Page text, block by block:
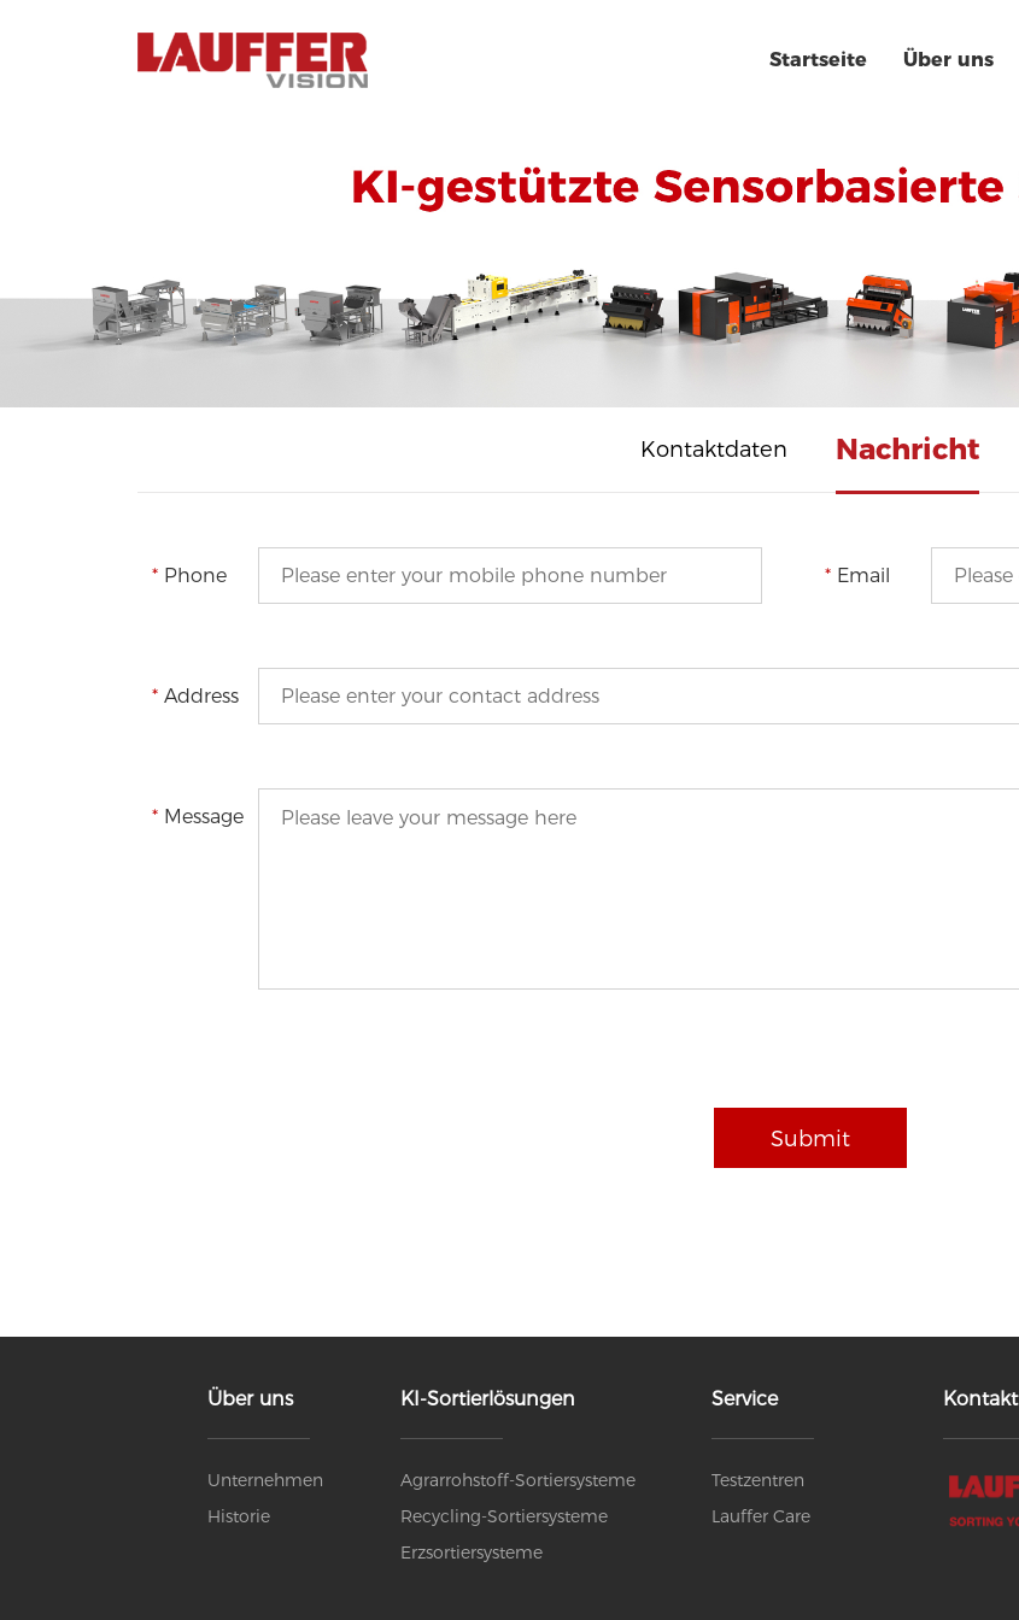
Startseite Über uns
Kontaktdaten Nachricht
* Phone * Email
* Address
* Message
Über uns
Unternehmen
Historie
KI-Sortierlösungen
Agrarrohstoff-Sortiersysteme
Recycling-Sortiersysteme
Erzsortiersysteme
Service
Testzentren
Lauffer Care
Kontakt